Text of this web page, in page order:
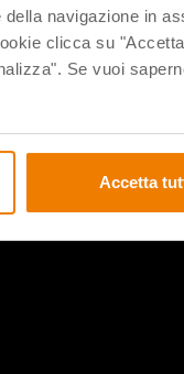
navigazione in
clicca su
Se vuoi
Accetta
sé stante e fine a se